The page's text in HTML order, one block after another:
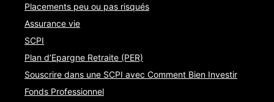
Placements peu ou pas risqués
Assurance vie
SCPI
Plan d’Epargne Retraite (PER)
Souscrire dans une SCPI avec Comment Bien Investir
Fonds Professionnel